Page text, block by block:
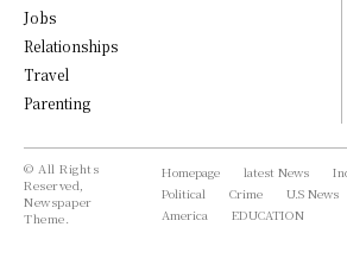
Jobs
Relationships
Travel
Parenting
© All Rights
Reserved,
Newspaper
Theme.
Homepage latest News
Political
Crime U.S News
America
EDUCATION